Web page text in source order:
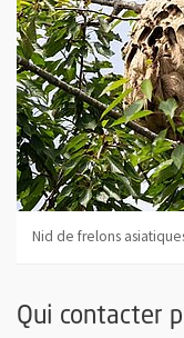
Nid de frelons
Qui contacter